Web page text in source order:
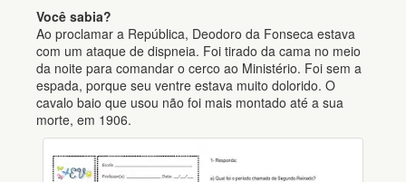
Você sabia?
Ao proclamar a República, Deodoro da Fonseca estava
com um ataque de dispneia. Foi tirado da cama no meio
da noite para comandar o cerco ao Ministério. Foi sem a
espada, porque seu ventre estava muito dolorido. O
cavalo baio que usou não foi mais montado até a sua
morte, em 1906.